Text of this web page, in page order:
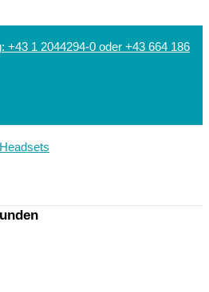
+43 1 2044294-0 oder +43 664 186